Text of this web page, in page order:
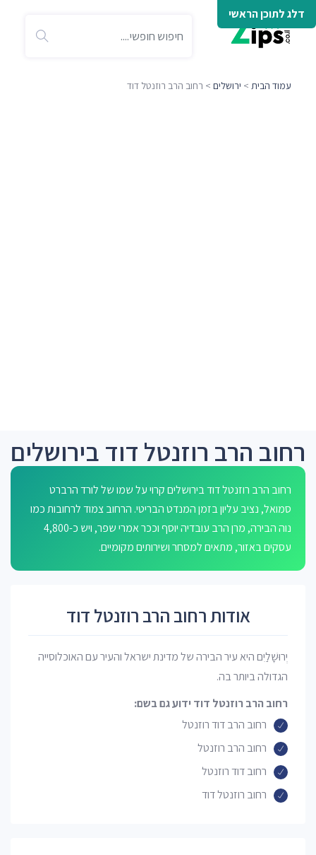
דלג לתוכן הראשי
עמוד הבית > ירושלים > רחוב הרב רוזנטל דוד
רחוב הרב רוזנטל דוד בירושלים
רחוב הרב רוזנטל דוד בירושלים קרוי על שמו של לורד הרברט
סמואל, נציב עליון בזמן המנדט הבריטי. הרחוב צמוד לרחובות כמו
נוה הבירה, מרן הרב עובדיה יוסף וככר אמרי שפר, ויש כ-4,800
עסקים באזור, מתאים למסחר ושירותים מקומיים.
אודות רחוב הרב רוזנטל דוד
יְרוּשָׁלַיִם היא עיר הבירה של מדינת ישראל והעיר עם האוכלוסייה
הגדולה ביותר בה.
רחוב הרב רוזנטל דוד ידוע גם בשם:
רחוב הרב דוד רוזנטל
רחוב הרב רוזנטל
רחוב דוד רוזנטל
רחוב רוזנטל דוד